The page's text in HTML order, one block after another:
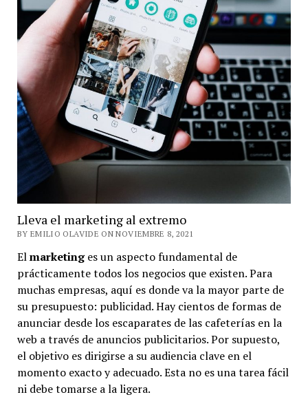
Lleva el marketing al extremo
BY EMILIO OLAVIDE ON NOVIEMBRE 8, 2021
Elmarketinges un aspecto fundamental de
prácticamente todos los negocios que existen. Para
muchas empresas, aquí es donde va la mayor parte de
su presupuesto: publicidad. Hay cientos de formas de
anunciar desde los escaparates de las cafeterías en la
web a través de anuncios publicitarios. Por supuesto,
el objetivo es dirigirse a su audiencia clave en el
momento exacto y adecuado. Esta no es una tarea fácil
ni debe tomarse a la ligera.